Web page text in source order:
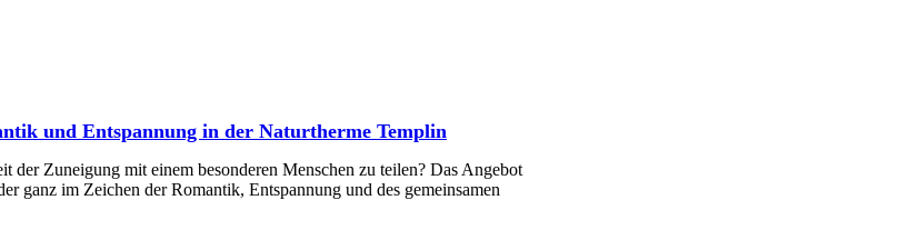
und Entspannung in der Naturtherme Templin
der Zuneigung mit einem besonderen Menschen zu teilen? Das Angebot
ganz im Zeichen der Romantik, Entspannung und des gemeinsamen